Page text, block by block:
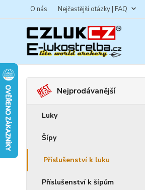
O nás Nejčastější otázky | FAQ
Nejprodávanější
Luky
Šípy
Příslušenství k luku
Příslušenství k šípům